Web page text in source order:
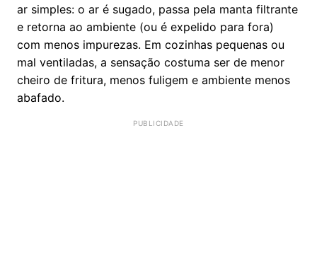
ar simples: o ar é sugado, passa pela manta filtrante
e retorna ao ambiente (ou é expelido para fora)
com menos impurezas. Em cozinhas pequenas ou
mal ventiladas, a sensação costuma ser de menor
cheiro de fritura, menos fuligem e ambiente menos
abafado.